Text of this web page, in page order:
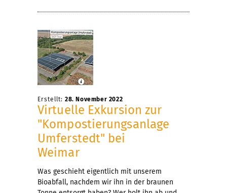
Erstellt: 28. November 2022
Virtuelle Exkursion zur
"Kompostierungsanlage
Umferstedt" bei
Weimar
Was geschieht eigentlich mit unserem
Bioabfall, nachdem wir ihn in der braunen